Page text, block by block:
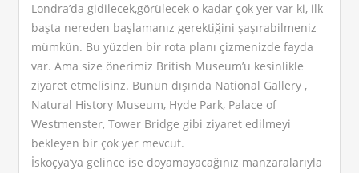
Londra’da gidilecek,görülecek o kadar çok yer var ki, ilk
başta nereden başlamanız gerektiğini şaşırabilmeniz
mümkün. Bu yüzden bir rota planı çizmenizde fayda
var. Ama size önerimiz British Museum’u kesinlikle
ziyaret etmelisinz. Bunun dışında National Gallery ,
Natural History Museum, Hyde Park, Palace of
Westmenster, Tower Bridge gibi ziyaret edilmeyi
bekleyen bir çok yer mevcut.
İskoçya’ya gelince ise doyamayacağınız manzaralarıyla